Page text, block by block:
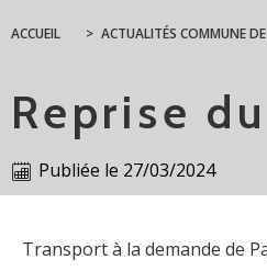
ACCUEIL > ACTUALITÉS COMMUNE
Reprise
Publiée le 27/03/2024
Transport à la demande de